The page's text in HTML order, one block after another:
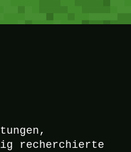
recherchierte